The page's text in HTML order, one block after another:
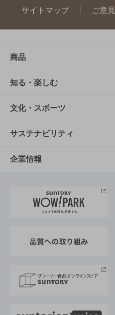
サイトマップ ご意
商品
商品TOP
商品一覧
商品発売情報
栄養成分一覧
知る・楽しむ
知る・楽しむTOP
キャンペーン
工場見学
地域情報
文化・スポーツ
文化・スポーツTOP
サントリーホール
サントリーサンバーズ大阪
サステナビリティ
サステナビリティTOP
サントリーが考えるサス
企業情報
企業概要
採用情報